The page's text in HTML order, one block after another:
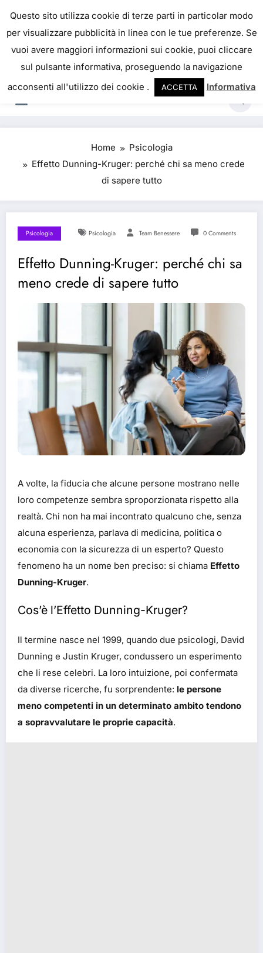
content
IL PORTALE DEL BENESSERE
La salute è come il denaro, non abbiamo mai una
vera idea del suo valore fino a quando la
perdiamo. Josh Billings
Home
Psicologia
Effetto Dunning-Kruger: perché chi sa meno crede
di sapere tutto
Psicologia Psicologia Team Benessere 0 Comments
Effetto Dunning-Kruger: perché chi sa
meno crede di sapere tutto
A volte, la fiducia che alcune persone mostrano nelle
loro competenze sembra sproporzionata rispetto alla
realtà. Chi non ha mai incontrato qualcuno che, senza
alcuna esperienza, parlava di medicina, politica o
economia con la sicurezza di un esperto? Questo
fenomeno ha un nome ben preciso: si chiama Effetto
Dunning-Kruger.
Cos’è l’Effetto Dunning-Kruger?
Il termine nasce nel 1999, quando due psicologi, David
Dunning e Justin Kruger, condussero un esperimento
che li rese celebri. La loro intuizione, poi confermata
da diverse ricerche, fu sorprendente: le persone
meno competenti in un determinato ambito tendono
a sopravvalutare le proprie capacità.
Questo sito utilizza cookie di terze parti in particolar modo
per visualizzare pubblicità in linea con le tue preferenze. Se
vuoi avere maggiori informazioni sui cookie, puoi cliccare
sul pulsante informativa, proseguendo la navigazione
acconsenti all'utilizzo dei cookie .
ACCETTA Informativa